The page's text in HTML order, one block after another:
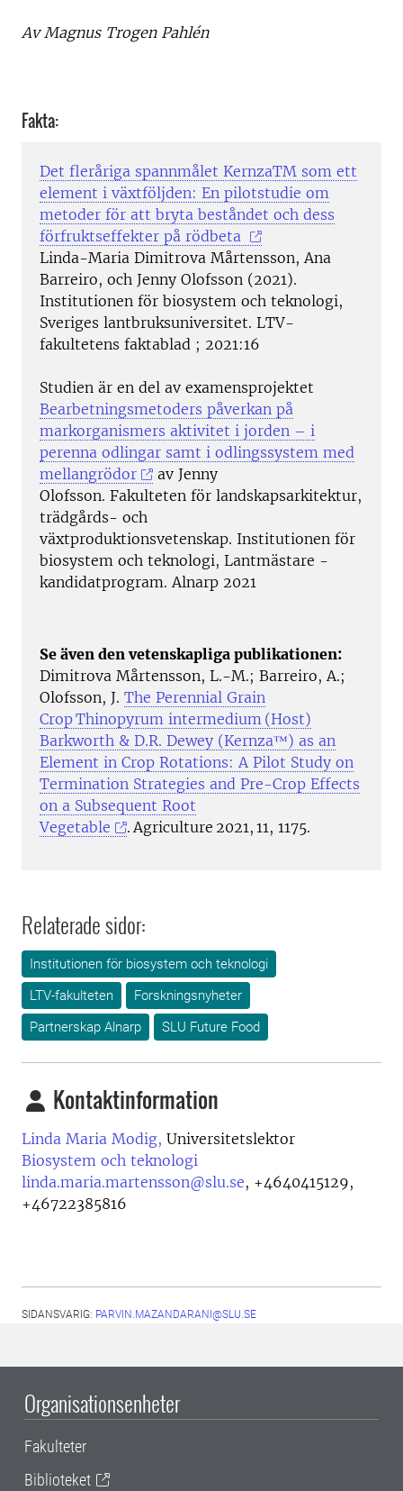
Av Magnus Trogen Pahlén
Fakta:
Det fleråriga spannmålet KernzaTM som ett
element i växtföljden: En pilotstudie om
metoder för att bryta beståndet och dess
förfruktseffekter på rödbeta
Linda-Maria Dimitrova Mårtensson, Ana
Barreiro, och Jenny Olofsson (2021).
Institutionen för biosystem och teknologi,
Sveriges lantbruksuniversitet. LTV-
fakultetens faktablad ; 2021:16
Studien är en del av examensprojektet
Bearbetningsmetoders påverkan på
markorganismers aktivitet i jorden – i
perenna odlingar samt i odlingssystem med
mellangrödor
av Jenny
Olofsson. Fakulteten för landskapsarkitektur,
trädgårds- och
växtproduktionsvetenskap. Institutionen för
biosystem och teknologi, Lantmästare -
kandidatprogram. Alnarp 2021
Se även den vetenskapliga publikationen:
Dimitrova Mårtensson, L.-M.; Barreiro, A.;
Olofsson, J. The Perennial Grain
Crop Thinopyrum intermedium (Host)
Barkworth & D.R. Dewey (Kernza™) as an
Element in Crop Rotations: A Pilot Study on
Termination Strategies and Pre-Crop Effects
on a Subsequent Root
Vegetable
. Agriculture 2021, 11, 1175.
Relaterade sidor:
Institutionen för biosystem och teknologi
LTV-fakulteten
Forskningsnyheter
Partnerskap Alnarp
SLU Future Food
Kontaktinformation
Linda Maria Modig, Universitetslektor
Biosystem och teknologi
linda.maria.martensson@slu.se, +4640415129,
+46722385816
SIDANSVARIG: PARVIN.MAZANDARANI@SLU.SE
Organisationsenheter
Fakulteter
Biblioteket